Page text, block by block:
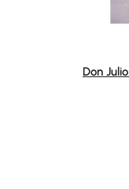
Average rating of
Don